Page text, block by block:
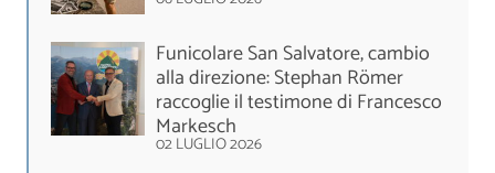
Funicolare San Salvatore, cambio
alla direzione: Stephan Römer
raccoglie il testimone di Francesco
Markesch
02 LUGLIO 2026